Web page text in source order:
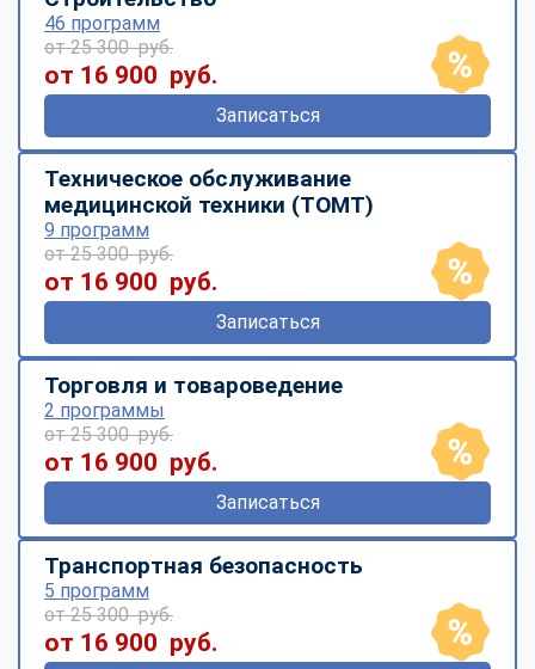
46 программ
от 25 300 руб.
от 16 900 руб.
Записаться
Техническое обслуживание
медицинской техники (ТОМТ)
9 программ
от 25 300 руб.
от 16 900 руб.
Записаться
Торговля и товароведение
2 программы
от 25 300 руб.
от 16 900 руб.
Записаться
Транспортная безопасность
5 программ
от 25 300 руб.
от 16 900 руб.